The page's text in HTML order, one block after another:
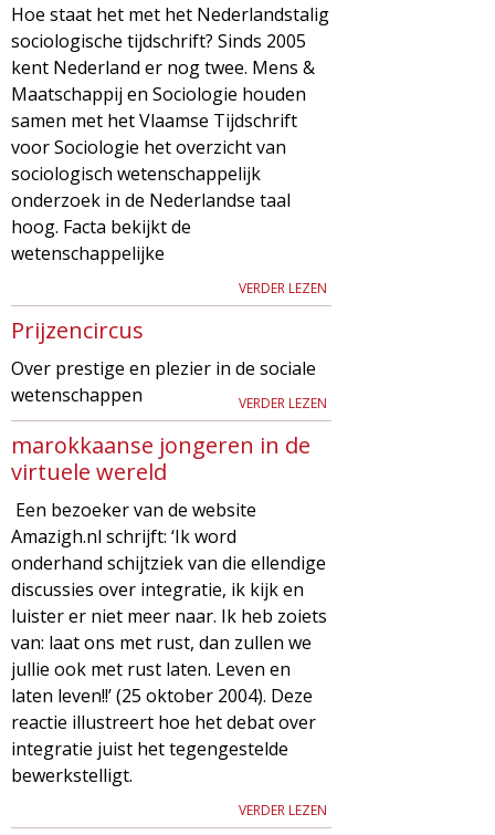
Hoe staat het met het Nederlandstalig
sociologische tijdschrift? Sinds 2005
kent Nederland er nog twee. Mens &
Maatschappij en Sociologie houden
samen met het Vlaamse Tijdschrift
voor Sociologie het overzicht van
sociologisch wetenschappelijk
onderzoek in de Nederlandse taal
hoog. Facta bekijkt de
wetenschappelijke
VERDER LEZEN
Prijzencircus
Over prestige en plezier in de sociale
wetenschappen
VERDER LEZEN
marokkaanse jongeren in de
virtuele wereld
Een bezoeker van de website
Amazigh.nl schrijft: ‘Ik word
onderhand schijtziek van die ellendige
discussies over integratie, ik kijk en
luister er niet meer naar. Ik heb zoiets
van: laat ons met rust, dan zullen we
jullie ook met rust laten. Leven en
laten leven!!’ (25 oktober 2004). Deze
reactie illustreert hoe het debat over
integratie juist het tegengestelde
bewerkstelligt.
VERDER LEZEN